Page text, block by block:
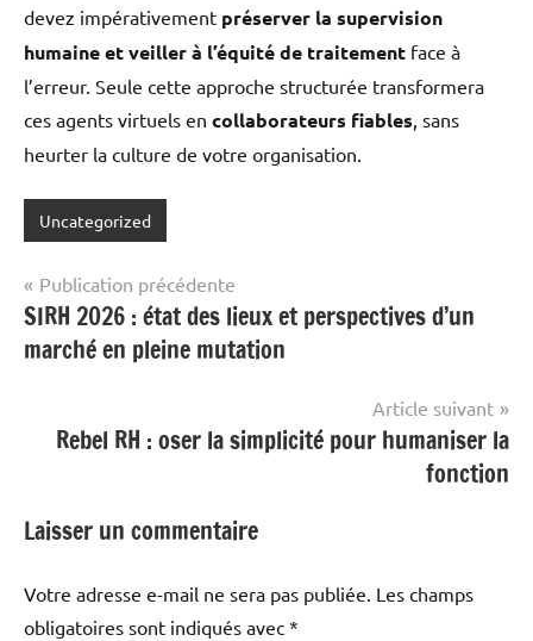
devez impérativement préserver la supervision
humaine et veiller à l’équité de traitement face à
l’erreur. Seule cette approche structurée transformera
ces agents virtuels en collaborateurs fiables , sans
heurter la culture de votre organisation.
Uncategorized
Navigation
de
l’article
Publication précédente
SIRH 2026 : état des lieux et perspectives d’un
marché en pleine mutation
Article suivant
Rebel RH : oser la simplicité pour humaniser la
fonction
Laisser un commentaire
Votre adresse e-mail ne sera pas publiée. Les champs
obligatoires sont indiqués avec *